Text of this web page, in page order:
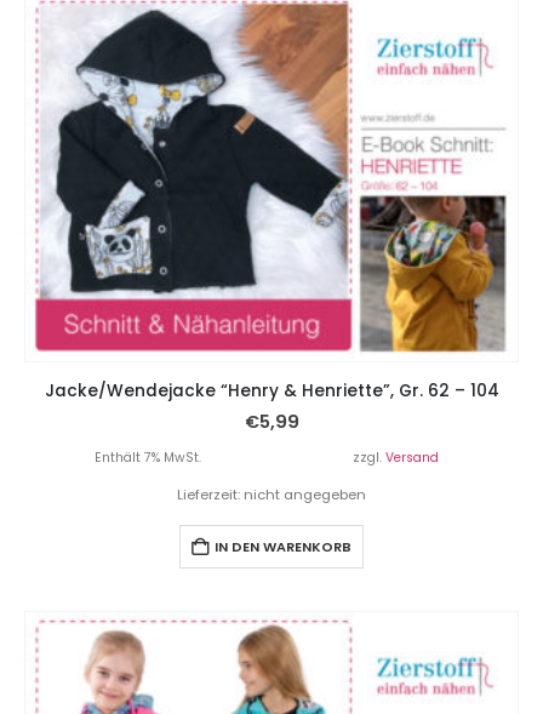
Jacke/Wendejacke “Henry & Henriette”, Gr. 62 – 104
€5,99
Enthält 7% MwSt. zzgl. Versand
Lieferzeit: nicht angegeben
IN DEN WARENKORB